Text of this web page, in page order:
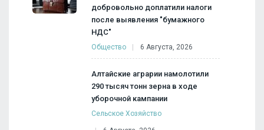
добровольно доплатили налоги
после выявления "бумажного
НДС"
Общество 6 Августа, 2026
Алтайские аграрии намолотили
290 тысяч тонн зерна в ходе
уборочной кампании
Сельское Хозяйство